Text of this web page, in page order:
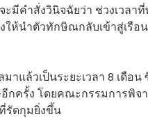
มีคำสั่งวินิจฉัยว่า ช่วงเวลา
ให้นำตัวทักษิณกลับเข้าสู่เรื
แล้วเป็นระยะเวลา 8 เดือ
ครั้ง โดยคณะกรรมการพิ
รัดกุมยิ่งขึ้น